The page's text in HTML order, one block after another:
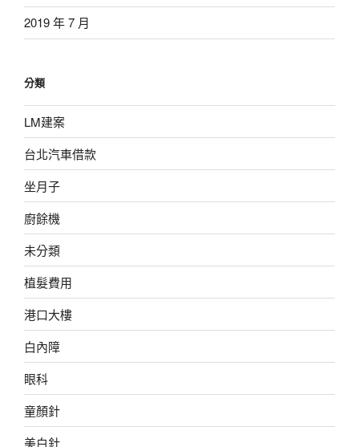
2019 年 7 月
分類
LM建案
台北汽車借款
坐月子
廚餘機
未分類
植髮費用
港口大樓
白內障
眼科
童顏針
美白針